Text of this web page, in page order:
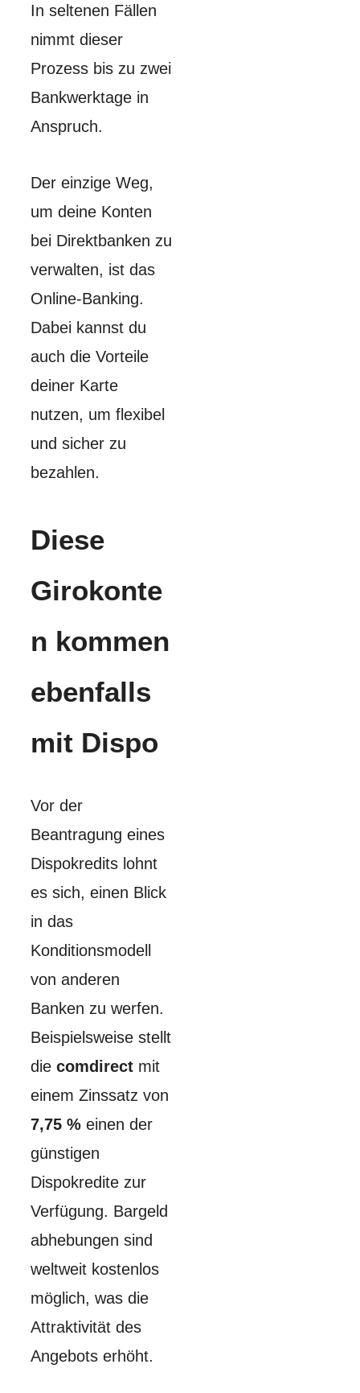
In seltenen Fällen
nimmt dieser
Prozess bis zu zwei
Bankwerktage in
Anspruch.
Der einzige Weg,
um deine Konten
bei Direktbanken zu
verwalten, ist das
Online-Banking.
Dabei kannst du
auch die Vorteile
deiner Karte
nutzen, um flexibel
und sicher zu
bezahlen.
Diese
Girokonte
n kommen
ebenfalls
mit Dispo
Vor der
Beantragung eines
Dispokredits lohnt
es sich, einen Blick
in das
Konditionsmodell
von anderen
Banken zu werfen.
Beispielsweise stellt
die comdirect mit
einem Zinssatz von
7,75 % einen der
günstigen
Dispokredite zur
Verfügung. Bargeld
abhebungen sind
weltweit kostenlos
möglich, was die
Attraktivität des
Angebots erhöht.